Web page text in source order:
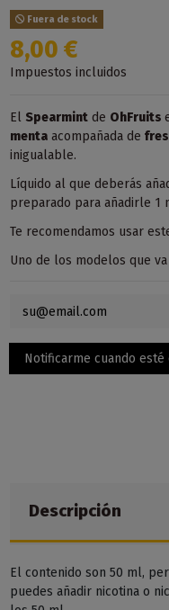
Fuera de stock
8,00 €
Impuestos incluidos
El Spearmintde OhFruits
mentaacompañada de
inigualable.
Líquido al que deberás
preparado para añadirle 1
Te recomendamos usar
Uno de los modelos que
Descripción
El contenido son 50 ml,
puedes añadir nicotina o